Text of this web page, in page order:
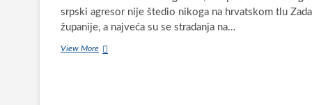
srpski agresor nije štedio nikoga na hrvatskom tlu
županije, a najveća su se stradanja na…
View MoreNa